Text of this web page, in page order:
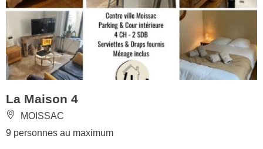
La Maison 4
MOISSAC
9 personnes au maximum